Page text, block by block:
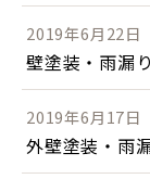
2019年6月22日
壁塗装・雨漏
2019年6月17日
外壁塗装・雨